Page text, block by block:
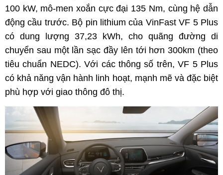
100 kW, mô-men xoắn cực đại 135 Nm, cùng hệ dẫn
động cầu trước. Bộ pin lithium của VinFast VF 5 Plus
có dung lượng 37,23 kWh, cho quãng đường di
chuyển sau một lần sạc đầy lên tới hơn 300km (theo
tiêu chuẩn NEDC). Với các thông số trên, VF 5 Plus
có khả năng vận hành linh hoạt, mạnh mẽ và đặc biệt
phù hợp với giao thông đô thị.